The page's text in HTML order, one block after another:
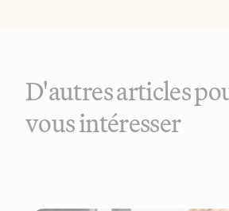
D'autres articles
vous intéresser